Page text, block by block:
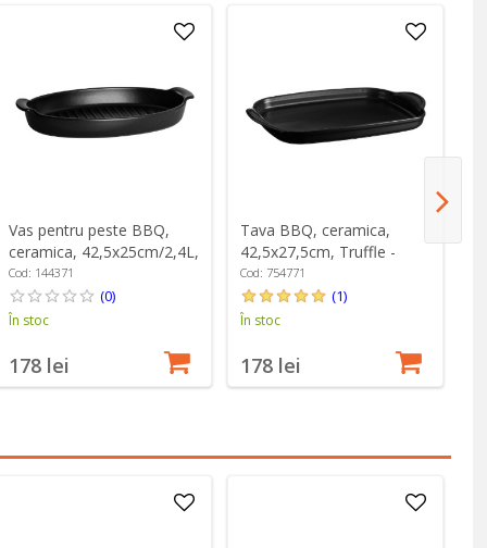
Vas pentru peste BBQ,
ceramica, 42,5x25cm/2,4L,
Truffle - Emile Henry
Cod: 144371
(0)
În stoc
178 lei
Tava BBQ, ceramica,
42,5x27,5cm, Truffle -
Emile Henry
Cod: 754771
(1)
În stoc
178 lei